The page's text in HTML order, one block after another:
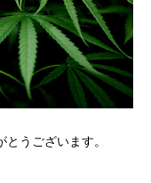
うございます。